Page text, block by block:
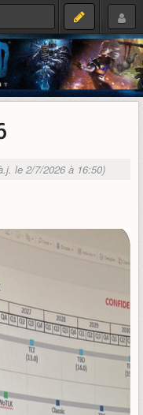
le 2/7/2026 à 16:50)